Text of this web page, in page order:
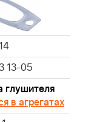
13-05
глушителя
в агрегатах